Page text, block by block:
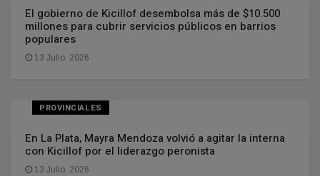
El gobierno de Kicillof desembolsa más de $10.500
millones para cubrir servicios públicos en barrios
populares
13 Julio, 2026
PROVINCIALES
En La Plata, Mayra Mendoza volvió a agitar la interna
con Kicillof por el liderazgo peronista
13 Julio, 2026